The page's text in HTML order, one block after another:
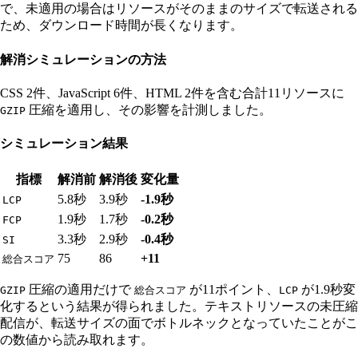
で、未適用の場合はリソースがそのままのサイズで転送される
ため、ダウンロード時間が長くなります。
解消シミュレーションの方法
CSS 2件、JavaScript 6件、HTML 2件を含む合計11リソースに
GZIP 圧縮を適用し、その影響を計測しました。
シミュレーション結果
指標 解消前 解消後 変化量
LCP 5.8秒 3.9秒 -1.9秒
FCP 1.9秒 1.7秒 -0.2秒
SI 3.3秒 2.9秒 -0.4秒
総合スコア 75 86 +11
GZIP 圧縮の適用だけで 総合スコア が11ポイント、 LCP が1.9秒変
化するという結果が得られました。テキストリソースの未圧縮
配信が、転送サイズの面でボトルネックとなっていたことがこ
の数値から読み取れます。